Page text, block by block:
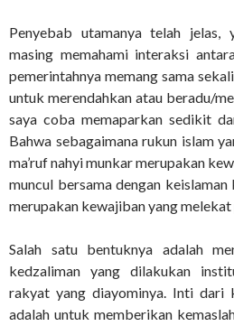
Penyebab utamanya telah jelas,
masing memahami interaksi
pemerintahnya memang sama
untuk merendahkan atau beradu/
saya coba memaparkan sedikit
Bahwa sebagaimana rukun islam
ma’ruf nahyi munkar merupakan
muncul bersama dengan
merupakan kewajiban yang
Salah satu bentuknya adalah
kedzaliman yang dilakukan
rakyat yang diayominya. Inti dari
adalah untuk memberikan